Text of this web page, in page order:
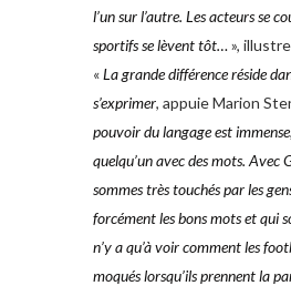
l’un surl’autre. Les acteurs se
sportifs se lèvent tôt… »,
«La grande différence réside
s’exprimer, appuie Marion
pouvoir dulangage est
quelqu’un avec des mots. Avec
sommes très touchés par les
forcément les bons motset qui
n’y a qu’à voircomment les
moquéslorsqu’ils prennent la